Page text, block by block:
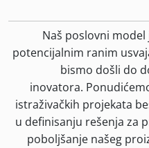
Naš poslovni
potencijalnim ranim
bismo došli do
inovatora.
istraživačkih projekata
u definisanju rešenja za
poboljšanje našeg